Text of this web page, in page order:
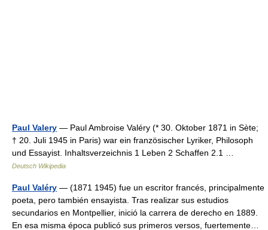
Paul Valery — Paul Ambroise Valéry (* 30. Oktober 1871 in Sète;
† 20. Juli 1945 in Paris) war ein französischer Lyriker, Philosoph
und Essayist. Inhaltsverzeichnis 1 Leben 2 Schaffen 2.1 …
Deutsch Wikipedia
Paul Valéry — (1871 1945) fue un escritor francés, principalmente
poeta, pero también ensayista. Tras realizar sus estudios
secundarios en Montpellier, inició la carrera de derecho en 1889.
En esa misma época publicó sus primeros versos, fuertemente…